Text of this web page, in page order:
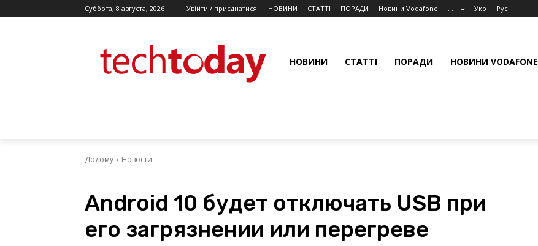
Суббота, 8 августа, 2026 Увійти / приєднатися НОВИНИ СТАТТІ ПОРАДИ Новини Vodafone . . . Укр Рус.
НОВИНИ СТАТТІ ПОРАДИ НОВИНИ VODAFONE
Додому Новости
Android 10 будет отключать USB при
его загрязнении или перегреве